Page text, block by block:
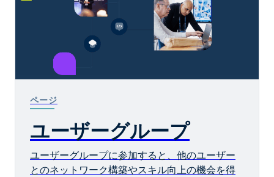
ページ
ユーザーグループ
ユーザーグループに参加すると、他のユーザー
とのネットワーク構築やスキル向上の機会を得